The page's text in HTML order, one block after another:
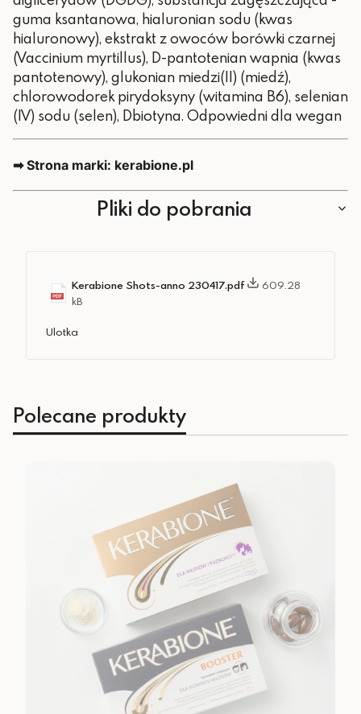
guma ksantanowa, hialuronian sodu (kwas
hialuronowy), ekstrakt z owoców borówki czarnej
(Vaccinium myrtillus), D-pantotenian wapnia (kwas
pantotenowy), glukonian miedzi(II) (miedź),
chlorowodorek pirydoksyny (witamina B6), selenian
(IV) sodu (selen), Dbiotyna. Odpowiedni dla wegan
➡ Strona marki: kerabione.pl
Pliki do pobrania
Kerabione Shots-anno 230417.pdf
609.28
kB
Ulotka
Polecane produkty